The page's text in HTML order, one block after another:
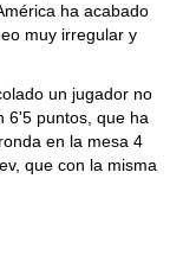
ha acabado
muy irregular y
un jugador no
6'5 puntos, que ha
en la mesa 4
que con la misma